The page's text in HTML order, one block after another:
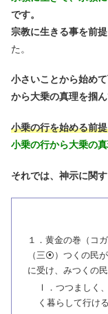
です。
宗教に生きる事を前
た。
小さいことから始め
から大乗の真理を掴ん
小乗の行を始める前
小乗の行から大乗の
それでは、神示に関
１．黄金の巻（コ
（三⦿）つくの民
に受け、みつくの
Ⅰ．つつましく
く暮らして行け